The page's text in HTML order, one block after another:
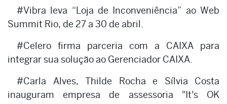
#Vibra leva “Loja de Inconveniência” ao Web
Summit Rio, de 27 a 30 de abril.
#Celero firma parceria com a CAIXA para
integrar sua solução ao Gerenciador CAIXA.
#Carla Alves, Thilde Rocha e Sílvia Costa
inauguram empresa de assessoria "It's OK